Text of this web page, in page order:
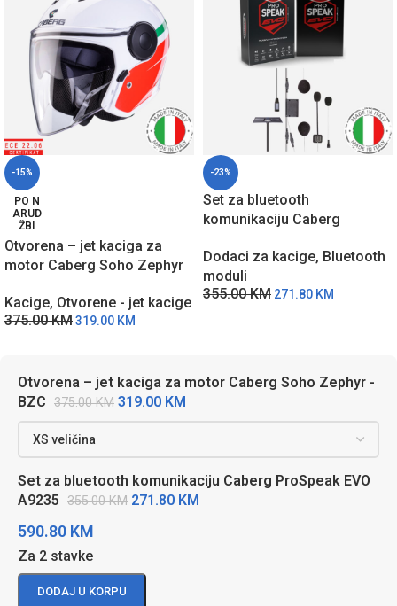
-15%
PO N
ARUD
ŽBI
Otvorena – jet kaciga za
motor Caberg Soho Zephyr
Kacige, Otvorene - jet kacige
375.00KM319.00 KM
-23%
Set za bluetooth
komunikaciju Caberg
Dodaci za kacige, Bluetooth
moduli
355.00KM 271.80 KM
Otvorena – jet kaciga za motor Caberg Soho Zephyr -
BZC 375.00KM 319.00 KM
Set za bluetooth komunikaciju Caberg ProSpeak EVO
A9235 355.00KM 271.80 KM
590.80 KM
Za 2 stavke
DODAJ U KORPU